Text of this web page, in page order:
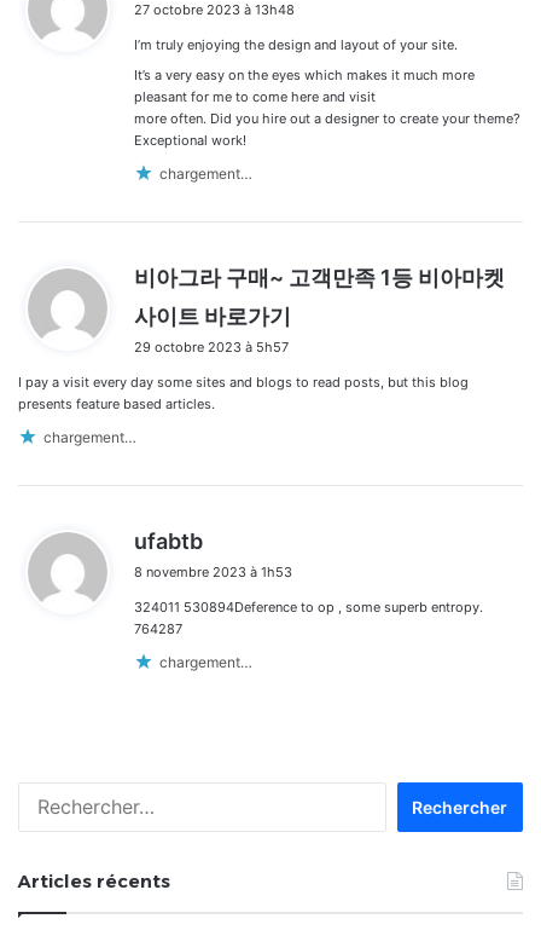
t
27 octobre 2023 à 13h48
I’m truly enjoying the design and layout of your site.
It’s a very easy on the eyes which makes it much more
pleasant for me to come here and visit
more often. Did you hire out a designer to create your theme?
Exceptional work!
chargement…
비아그라 구매~ 고객만족 1등 비아마켓
사이트 바로가기
29 octobre 2023 à 5h57
I pay a visit every day some sites and blogs to read posts, but this blog
presents feature based articles.
chargement…
ufabtb
t
8 novembre 2023 à 1h53
324011 530894Deference to op , some superb entropy.
764287
chargement…
Articles récents